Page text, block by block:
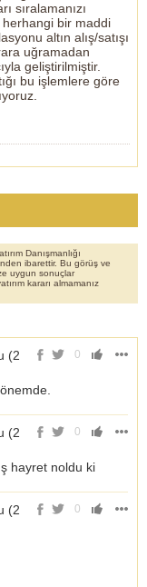
sıralamanızı
herhangi bir maddi
altın alış/satışı
uğramadan
geliştirilmiştir.
bu işlemlere göre
Danışmanlığı
ibarettir. Bu görüş ve
uygun sonuçlar
kararı almamanız
0
(2
0
(2
hayret noldu ki
0
(2